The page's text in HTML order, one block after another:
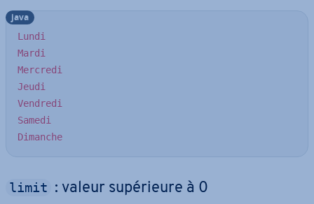
Lundi
Mardi
Mercredi
Jeudi
Vendredi
Samedi
Dimanche
java
limit : valeur su­pé­rieure à 0